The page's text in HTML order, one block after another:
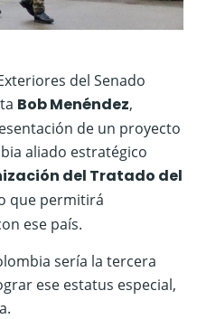
del Senado
Bob Menéndez,
de un proyecto
aliado estratégico
del Tratado del
que permitirá
ese país.
sería la tercera
ese estatus especial,